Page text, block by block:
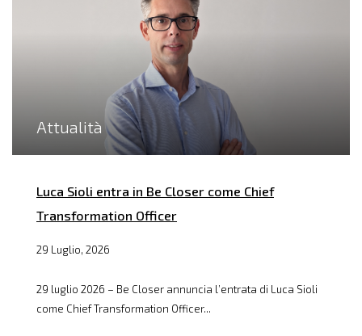
Attualità
Luca Sioli entra in Be Closer come Chief
Transformation Officer
29 Luglio, 2026
29 luglio 2026 – Be Closer annuncia l’entrata di Luca Sioli
come Chief Transformation Officer...